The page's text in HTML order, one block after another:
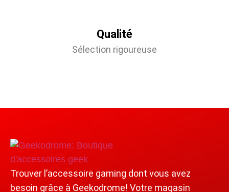
Qualité
Sélection rigoureuse
Trouver l’accessoire gaming dont vous avez
besoin grâce à Geekodrome! Votre magasin